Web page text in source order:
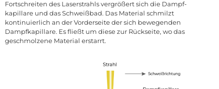
Fortschreiten des Laserstrahls vergrößert sich die Dampf-
kapillare und das Schweißbad. Das Material schmilzt
kontinuierlich an der Vorderseite der sich bewegenden
Dampfkapillare. Es fließt um diese zur Rückseite, wo das
geschmolzene Material erstarrt.